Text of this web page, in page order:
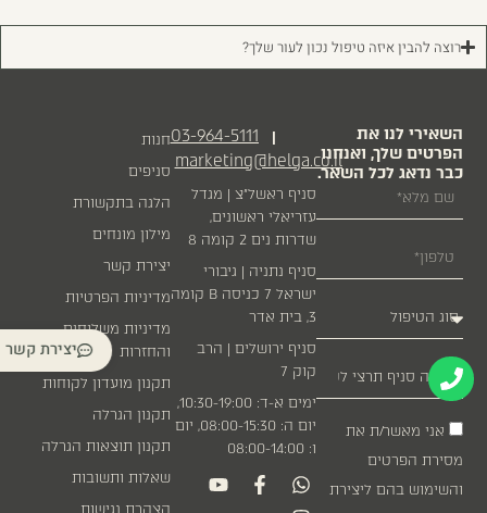
רוצה להבין איזה טיפול נכון לעור שלך?
03-964-5111 |
marketing@helga.co.il
סניף ראשל״צ | מגדל
עזריאלי ראשונים,
שדרות נים 2 קומה 8
סניף נתניה | גיבורי
ישראל 7 כניסה B קומה
3, בית אדר
סניף ירושלים | הרב
קוק 7
ימים א-ד: 10:30-19:00,
יום ה: 08:00-15:30, יום
ו: 08:00-14:00
חנות
סניפים
הלגה בתקשורת
מילון מונחים
יצירת קשר
מדיניות הפרטיות
מדיניות משלוחים
והחזרות
תקנון מועדון לקוחות
תקנון הגרלה
תקנון תוצאות הגרלה
שאלות ותשובות
הצהרת נגישות
השאירי לנו את
הפרטים שלך, ואנחנו
כבר נדאג לכל השאר.
אני מאשר/ת את
מסירת הפרטים
והשימוש בהם ליצירת
יצירת קשר